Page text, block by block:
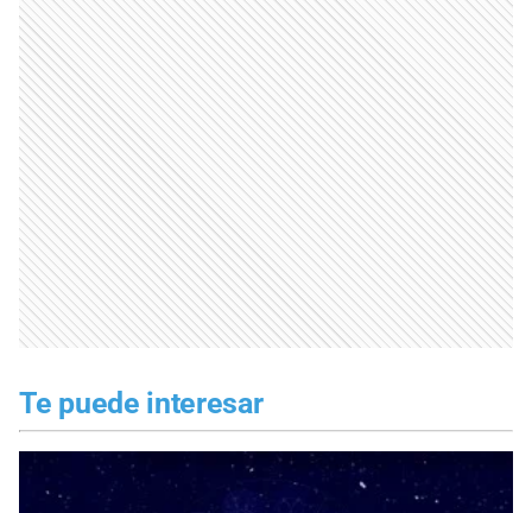
Te puede interesar